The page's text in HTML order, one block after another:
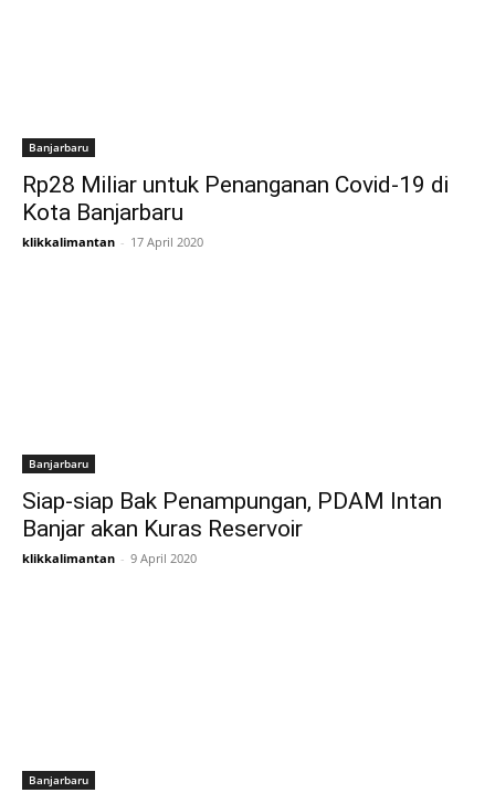
Banjarbaru
Rp28 Miliar untuk Penanganan Covid-19 di
Kota Banjarbaru
klikkalimantan - 17 April 2020
Banjarbaru
Siap-siap Bak Penampungan, PDAM Intan
Banjar akan Kuras Reservoir
klikkalimantan - 9 April 2020
Banjarbaru